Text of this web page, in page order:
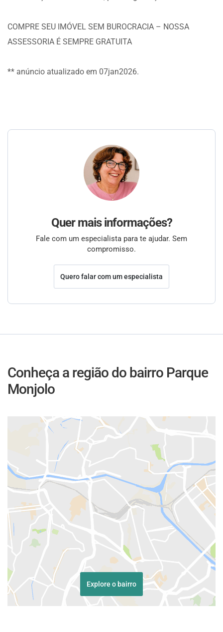
COMPRE SEU IMÓVEL SEM BUROCRACIA – NOSSA
ASSESSORIA É SEMPRE GRATUITA
** anúncio atualizado em 07jan2026.
Quer mais informações?
Fale com um especialista para te ajudar. Sem
compromisso.
Quero falar com um especialista
Conheça a região do bairro Parque
Monjolo
Explore o bairro